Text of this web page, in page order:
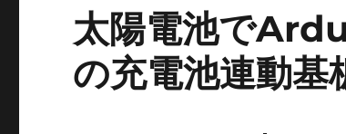
太陽電池で
の充電池連動基